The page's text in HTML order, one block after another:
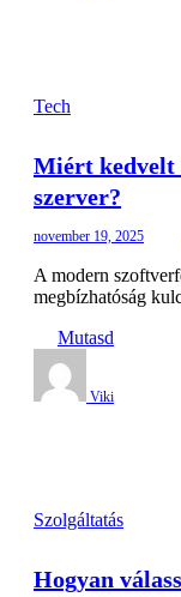
Tech
Miért kedvelt
szerver?
november 19, 2025
A modern
megbízhatóság
Mutasd
Viki
Szolgáltatás
Hogyan